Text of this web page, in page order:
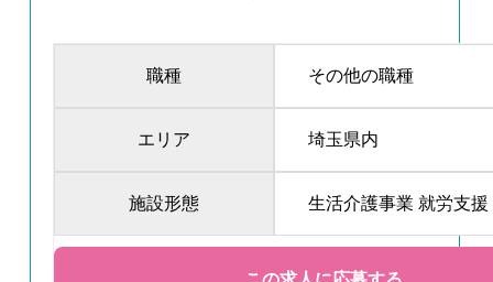
職種 その他の職種
エリア 埼玉県内
施設形態 生活介護事業 就労支援